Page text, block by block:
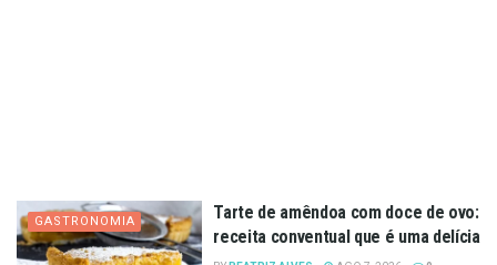
GASTRONOMIA
Tarte de amêndoa com doce de ovo:
receita conventual que é uma delícia